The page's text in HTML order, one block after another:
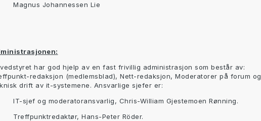
Johannessen Lie
har god hjelp av en fast frivillig administrasjon som består av:
redaksjon (medlemsblad), Nett-redaksjon, Moderatorer på forum og
drift av it-systemene. Ansvarlige sjefer er:
sjef og moderatoransvarlig, Chris-William Gjestemoen Rønning.
Hans-Peter Röder.